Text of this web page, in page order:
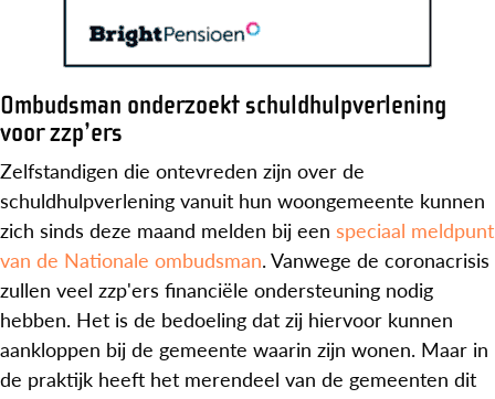
Ombudsman onderzoekt schuldhulpverlening
voor zzp’ers
Zelfstandigen die ontevreden zijn over de
schuldhulpverlening vanuit hun woongemeente kunnen
zich sinds deze maand melden bij een speciaal meldpunt
van de Nationale ombudsman. Vanwege de coronacrisis
zullen veel zzp'ers financiële ondersteuning nodig
hebben. Het is de bedoeling dat zij hiervoor kunnen
aankloppen bij de gemeente waarin zijn wonen. Maar in
de praktijk heeft het merendeel van de gemeenten dit